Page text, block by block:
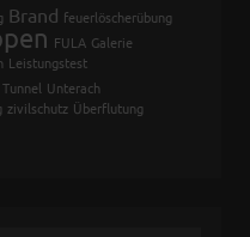
Brand feuerlöscherübung
FULA Galerie
Leistungstest
Tunnel Unterach
zivilschutz Überflutung